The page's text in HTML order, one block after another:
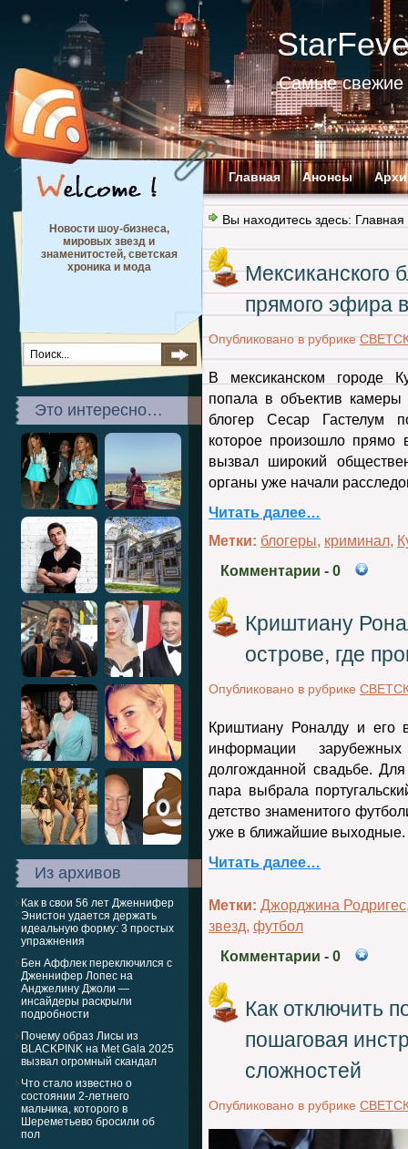
Самые свежие
Главная Анонсы
Новости шоу-бизнеса,
мировых звезд и
знаменитостей, светская
хроника и мода
Это интересно…
Из архивов
Как в свои 56 лет Дженнифер
Энистон удается держать
идеальную форму: 3 простых
упражнения
Бен Аффлек переключился с
Дженнифер Лопес на
Анджелину Джоли —
инсайдеры раскрыли
подробности
Почему образ Лисы из
BLACKPINK на Met Gala 2025
вызвал огромный скандал
Что стало известно о
состоянии 2-летнего
мальчика, которого в
Шереметьево бросили об
пол
Вы находитесь здесь: Главная
Мексиканского
прямого эфира
Опубликовано в рубрике
В мексиканском городе
попала в объектив
блогер Сесар Гастелум
которое произошло прямо
вызвал широкий
органы уже начали
Читать далее…
Метки: блогеры, криминал,
Комментарии - 0
Криштиану
острове, где
Опубликовано в рубрике
Криштиану Роналду и его
информации
долгожданной свадьбе.
пара выбрала
детство знаменитого
уже в ближайшие выходные.
Читать далее…
Метки: Джорджина Родригес
звезд, футбол
Комментарии - 0
Как отключить
пошаговая
сложностей
Опубликовано в рубрике